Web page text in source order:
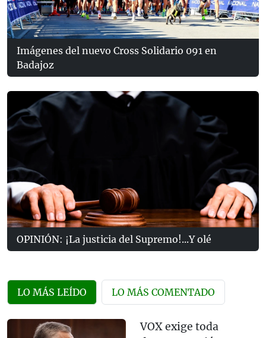
Imágenes del nuevo Cross Solidario 091 en
Badajoz
OPINIÓN: ¡La justicia del Supremo!...Y olé
LO MÁS LEÍDO LO MÁS COMENTADO
VOX exige toda